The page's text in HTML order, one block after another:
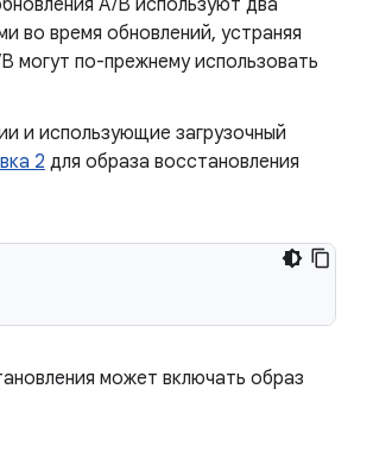
A/B используют два
во время обновлений, устраняя
могут по-прежнему использовать
и использующие загрузочный
2 для образа восстановления
может включать образ